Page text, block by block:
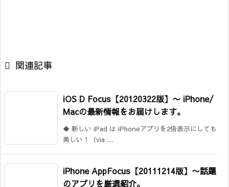
 関連記事
iOS D Focus【20120322版】 〜 iPhone/
Macの最新情報をお届けします。
◆ 新しい iPad は iPhoneアプリを2倍表示にしても
美しい！（via ...
iPhone AppFocus【20111214版】〜話題
のアプリを厳選紹介。